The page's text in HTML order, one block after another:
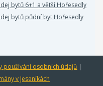
bytů 6+1 a větší Hořesedly
bytů půdní byt Hořesedly
používání osobních údajů |
v Jeseníkách